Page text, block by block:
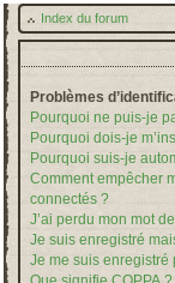
Index du forum
Problèmes
Pourquoi ne puis-je
Pourquoi dois-je
Pourquoi suis-je
Comment empêcher
connectés ?
J’ai perdu mon mot
Je suis enregistré
Je me suis enregistré